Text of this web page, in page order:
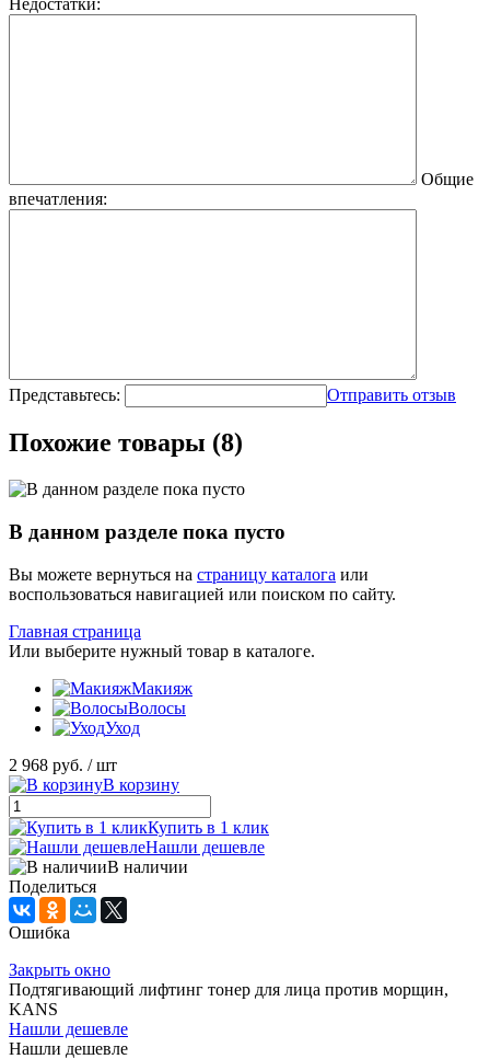
Общие
впечатления:
Представьтесь: Отправить отзыв
Похожие товары (8)
В данном разделе пока пусто
Вы можете вернуться на страницу каталога или
воспользоваться навигацией или поиском по сайту.
Главная страница
Или выберите нужный товар в каталоге.
Макияж
Волосы
Уход
2 968 руб. / шт
В корзину
Купить в 1 клик
Нашли дешевле
В наличии
Поделиться
Ошибка
Закрыть окно
Подтягивающий лифтинг тонер для лица против морщин,
KANS
Нашли дешевле
Нашли дешевле